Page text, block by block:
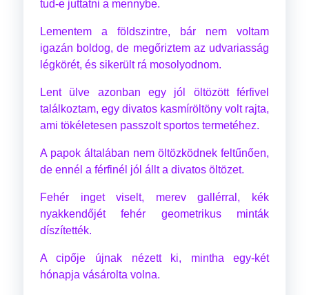
tud-e juttatni a mennybe.
Lementem a földszintre, bár nem voltam
igazán boldog, de megőriztem az udvariasság
légkörét, és sikerült rá mosolyodnom.
Lent ülve azonban egy jól öltözött férfivel
találkoztam, egy divatos kasmíröltöny volt rajta,
ami tökéletesen passzolt sportos termetéhez.
A papok általában nem öltözködnek feltűnően,
de ennél a férfinél jól állt a divatos öltözet.
Fehér inget viselt, merev gallérral, kék
nyakkendőjét fehér geometrikus minták
díszítették.
A cipője újnak nézett ki, mintha egy-két
hónapja vásárolta volna.